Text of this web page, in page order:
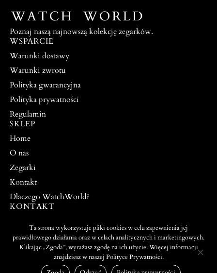
Poznaj naszą najnowszą kolekcję zegarków.
WSPARCIE
Warunki dostawy
Warunki zwrotu
Polityka gwarancyjna
Polityka prywatności
Regulamin
SKLEP
Home
O nas
Zegarki
Kontakt
Dlaczego WatchWorld?
KONTAKT
504 917 976
PROJEKT I WYKONANIE:
WEBTO.PL
© 2026 ALL RIGHTS
RESERVED
Ta strona wykorzystuje pliki cookies w celu zapewnienia jej
prawidłowego działania oraz w celach analitycznych i marketingowych.
Klikając „Zgoda”, wyrażasz zgodę na ich użycie. Więcej informacji
znajdziesz w naszej Polityce Prywatności.